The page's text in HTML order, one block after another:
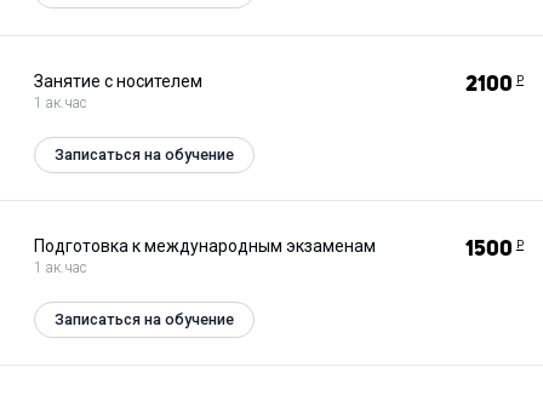
Занятие с носителем
1 ак.час
2100 Р
Записаться на обучение
Подготовка к международным экзаменам
1 ак.час
1500 Р
Записаться на обучение